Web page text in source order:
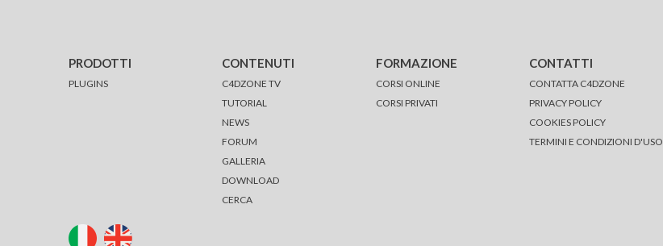
PRODOTTI
PLUGINS
CONTENUTI
C4DZONE TV
TUTORIAL
NEWS
FORUM
GALLERIA
DOWNLOAD
CERCA
FORMAZIONE
CORSI ONLINE
CORSI PRIVATI
CONTATTI
CONTATTA C4DZONE
PRIVACY POLICY
COOKIES POLICY
TERMINI E CONDIZIONI D'USO